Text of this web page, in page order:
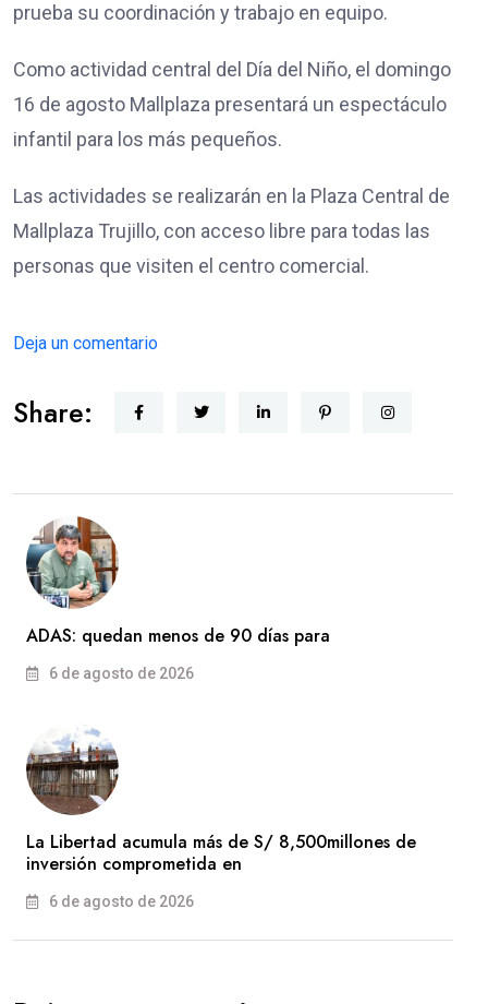
prueba su coordinación y trabajo en equipo.
Como actividad central del Día del Niño, el domingo
16 de agosto Mallplaza presentará un espectáculo
infantil para los más pequeños.
Las actividades se realizarán en la Plaza Central de
Mallplaza Trujillo, con acceso libre para todas las
personas que visiten el centro comercial.
Deja un comentario
Share:
ADAS: quedan menos de 90 días para
6 de agosto de 2026
La Libertad acumula más de S/ 8,500millones de
inversión comprometida en
6 de agosto de 2026